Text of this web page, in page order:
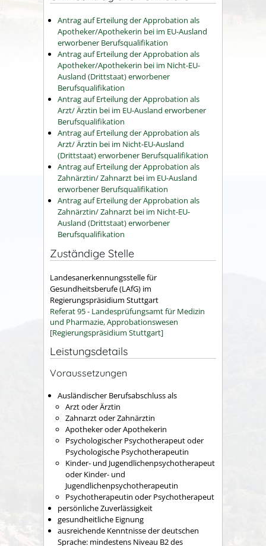
Antrag auf Erteilung der Approbation als
Apotheker/Apothekerin bei im EU-Ausland
erworbener Berufsqualifikation
Antrag auf Erteilung der Approbation als
Apotheker/Apothekerin bei im Nicht-EU-
Ausland (Drittstaat) erworbener
Berufsqualifikation
Antrag auf Erteilung der Approbation als
Arzt/ Ärztin bei im EU-Ausland erworbener
Berufsqualifikation
Antrag auf Erteilung der Approbation als
Arzt/ Ärztin bei im Nicht-EU-Ausland
(Drittstaat) erworbener Berufsqualifikation
Antrag auf Erteilung der Approbation als
Zahnärztin/ Zahnarzt bei im EU-Ausland
erworbener Berufsqualifikation
Antrag auf Erteilung der Approbation als
Zahnärztin/ Zahnarzt bei im Nicht-EU-
Ausland (Drittstaat) erworbener
Berufsqualifikation
Zuständige Stelle
Landesanerkennungsstelle für
Gesundheitsberufe (LAfG) im
Regierungspräsidium Stuttgart
Referat 95 - Landesprüfungsamt für Medizin
und Pharmazie, Approbationswesen
[Regierungspräsidium Stuttgart]
Leistungsdetails
Voraussetzungen
Ausländischer Berufsabschluss als
Arzt oder Ärztin
Zahnarzt oder Zahnärztin
Apotheker oder Apothekerin
Psychologischer Psychotherapeut oder
Psychologische Psychotherapeutin
Kinder- und Jugendlichenpsychotherapeut
oder Kinder- und
Jugendlichenpsychotherapeutin
Psychotherapeutin oder Psychotherapeut
persönliche Zuverlässigkeit
gesundheitliche Eignung
ausreichende Kenntnisse der deutschen
Sprache: mindestens Niveau B2 des